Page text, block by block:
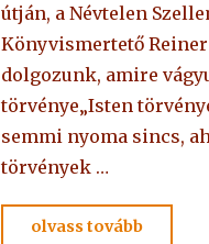
útján, a Névtelen
Könyvismertető
dolgozunk, amire
törvénye„Isten
semmi nyoma sincs,
törvények …
olvass tovább